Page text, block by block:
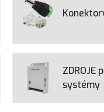
ZDROJE
systémy